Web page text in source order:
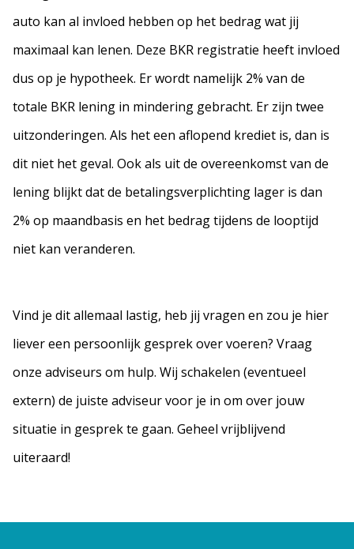
auto kan al invloed hebben op het bedrag wat jij
maximaal kan lenen. Deze BKR registratie heeft invloed
dus op je hypotheek. Er wordt namelijk 2% van de
totale BKR lening in mindering gebracht. Er zijn twee
uitzonderingen. Als het een aflopend krediet is, dan is
dit niet het geval. Ook als uit de overeenkomst van de
lening blijkt dat de betalingsverplichting lager is dan
2% op maandbasis en het bedrag tijdens de looptijd
niet kan veranderen.
Vind je dit allemaal lastig, heb jij vragen en zou je hier
liever een persoonlijk gesprek over voeren? Vraag
onze adviseurs om hulp. Wij schakelen (eventueel
extern) de juiste adviseur voor je in om over jouw
situatie in gesprek te gaan. Geheel vrijblijvend
uiteraard!